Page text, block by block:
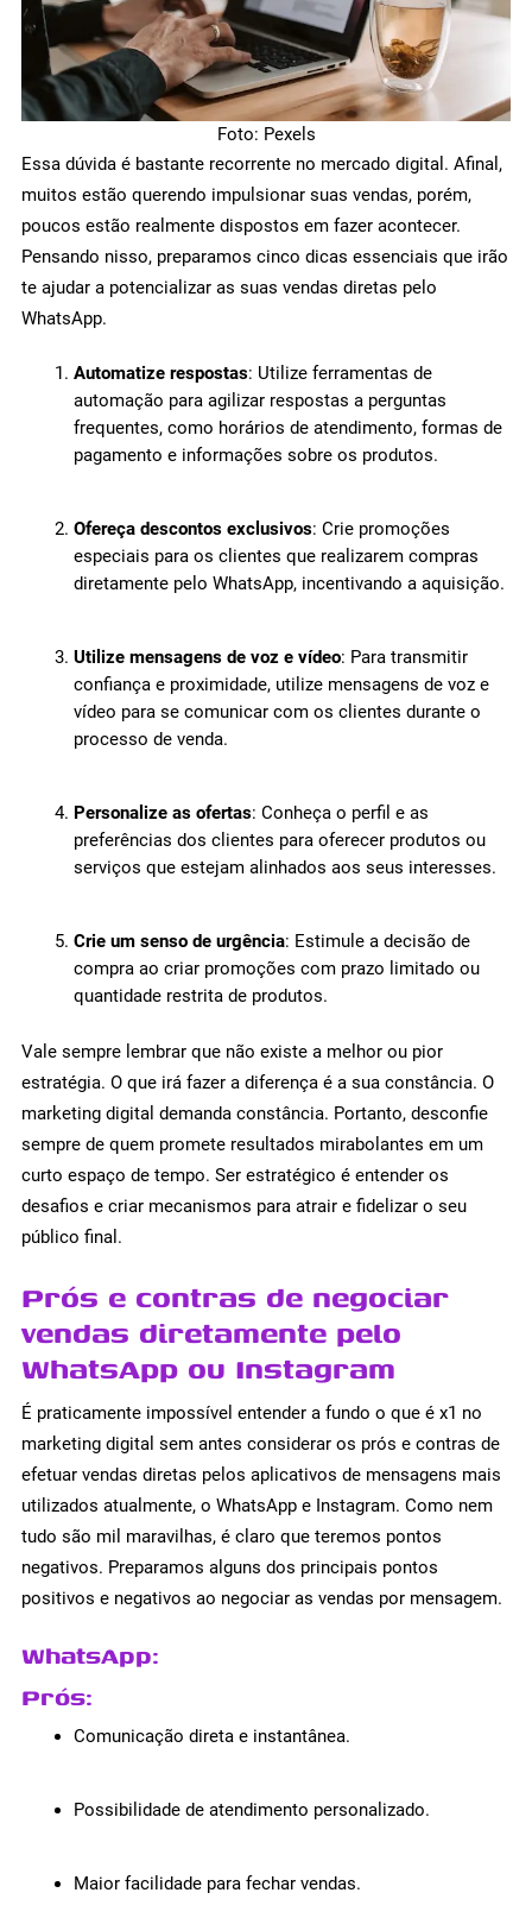
Foto: Pexels
Essa dúvida é bastante recorrente no mercado digital. Afinal,
muitos estão querendo impulsionar suas vendas, porém,
poucos estão realmente dispostos em fazer acontecer.
Pensando nisso, preparamos cinco dicas essenciais que irão
te ajudar a potencializar as suas vendas diretas pelo
WhatsApp.
Automatize respostas: Utilize ferramentas de
automação para agilizar respostas a perguntas
frequentes, como horários de atendimento, formas de
pagamento e informações sobre os produtos.
Ofereça descontos exclusivos: Crie promoções
especiais para os clientes que realizarem compras
diretamente pelo WhatsApp, incentivando a aquisição.
Utilize mensagens de voz e vídeo: Para transmitir
confiança e proximidade, utilize mensagens de voz e
vídeo para se comunicar com os clientes durante o
processo de venda.
Personalize as ofertas: Conheça o perfil e as
preferências dos clientes para oferecer produtos ou
serviços que estejam alinhados aos seus interesses.
Crie um senso de urgência: Estimule a decisão de
compra ao criar promoções com prazo limitado ou
quantidade restrita de produtos.
Vale sempre lembrar que não existe a melhor ou pior
estratégia. O que irá fazer a diferença é a sua constância. O
marketing digital demanda constância. Portanto, desconfie
sempre de quem promete resultados mirabolantes em um
curto espaço de tempo. Ser estratégico é entender os
desafios e criar mecanismos para atrair e fidelizar o seu
público final.
Prós e contras de negociar
vendas diretamente pelo
WhatsApp ou Instagram
É praticamente impossível entender a fundo o que é x1 no
marketing digital sem antes considerar os prós e contras de
efetuar vendas diretas pelos aplicativos de mensagens mais
utilizados atualmente, o WhatsApp e Instagram. Como nem
tudo são mil maravilhas, é claro que teremos pontos
negativos. Preparamos alguns dos principais pontos
positivos e negativos ao negociar as vendas por mensagem.
WhatsApp:
Prós:
Comunicação direta e instantânea.
Possibilidade de atendimento personalizado.
Maior facilidade para fechar vendas.